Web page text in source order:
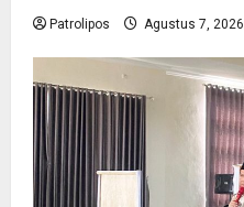
Patrolipos Agustus 7, 2026